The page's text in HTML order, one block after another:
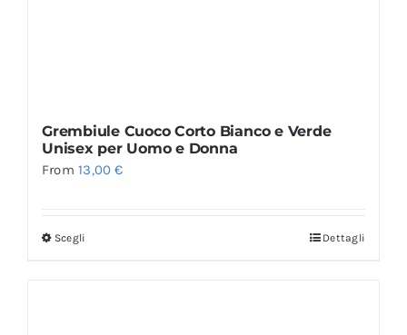
Grembiule Cuoco Corto Bianco e Verde
Unisex per Uomo e Donna
From13,00€
Scegli Dettagli